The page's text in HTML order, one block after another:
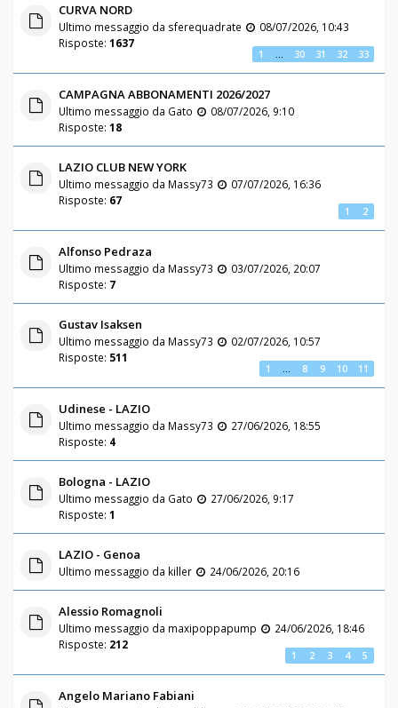
CURVA NORD
Ultimo messaggio da sferequadrate
08/07/2026, 10:43
Risposte: 1637
1 30 31 32 33
CAMPAGNA ABBONAMENTI 2026/2027
Ultimo messaggio da Gato
08/07/2026, 9:10
Risposte: 18
LAZIO CLUB NEW YORK
Ultimo messaggio da Massy73
07/07/2026, 16:36
Risposte: 67
1 2
Alfonso Pedraza
Ultimo messaggio da Massy73
03/07/2026, 20:07
Risposte: 7
Gustav Isaksen
Ultimo messaggio da Massy73
02/07/2026, 10:57
Risposte: 511
1 8 9 10 11
Udinese - LAZIO
Ultimo messaggio da Massy73
27/06/2026, 18:55
Risposte: 4
Bologna - LAZIO
Ultimo messaggio da Gato
27/06/2026, 9:17
Risposte: 1
LAZIO - Genoa
Ultimo messaggio da killer 24/06/2026, 20:16
Alessio Romagnoli
Ultimo messaggio da maxipoppapump
24/06/2026, 18:46
Risposte: 212
1 2 3 4 5
Angelo Mariano Fabiani